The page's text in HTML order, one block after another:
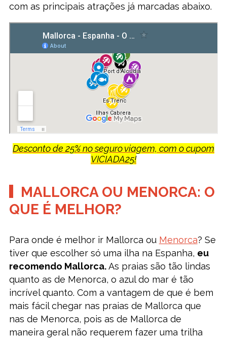
com as principais atrações já marcadas abaixo.
Desconto de 25% no seguro viagem, com o cupom
VICIADA25!
MALLORCA OU MENORCA: O
QUE É MELHOR?
Para onde é melhor ir Mallorca ou Menorca? Se
tiver que escolher só uma ilha na Espanha, eu
recomendo Mallorca.As praias são tão lindas
quanto as de Menorca, o azul do mar é tão
incrível quanto. Com a vantagem de que é bem
mais fácil chegar nas praias de Mallorca que
nas de Menorca, pois as de Mallorca de
maneira geral não requerem fazer uma trilha